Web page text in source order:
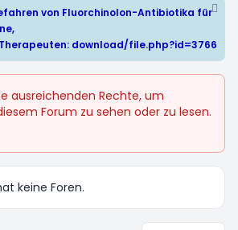
von Fluorchinolon-Antibiotika für
download/file.php?id=3766
ausreichenden Rechte, um
Forum zu sehen oder zu lesen.
keine Foren.